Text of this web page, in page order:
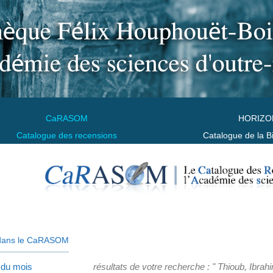
CaRASOM
Catalogue des recensions
Catalogue de la
le CaRASOM
mois résultats de votre recherche : " Thioub,